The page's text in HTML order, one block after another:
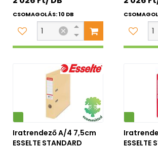
CSOMAGOLÁS: 10 DB
Iratrendező A/4 7,5cm
ESSELTE STANDARD
Környezetbarát
ESSELTE